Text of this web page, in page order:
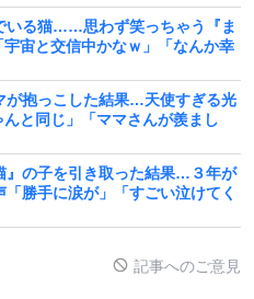
いる猫……思わず笑っちゃう『ま
宙と交信中かなｗ」「なんか幸
が抱っこした結果…天使すぎる光
と同じ」「ママさんが羨まし
』の子を引き取った結果…３年が
勝手に涙が」「すごい泣けてく
記事へのご意見